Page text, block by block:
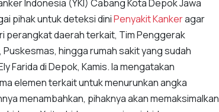
Indonesia (YKI) Cabang Kota Depok Jawa
pihak untuk deteksi diniPenyakit Kankeragar
perangkat daerah terkait, Tim Penggerak
hingga rumah sakit yang sudah
Farida di Depok, Kamis. Ia mengatakan
elemen terkait untuk menurunkan angka
menambahkan, pihaknya akan memaksimalkan